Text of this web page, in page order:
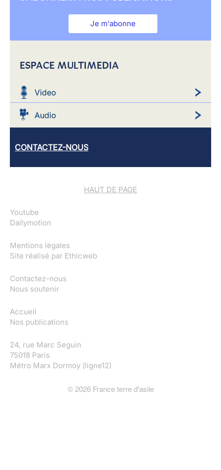
Je m'abonne
ESPACE MULTIMEDIA
Video
Audio
CONTACTEZ-NOUS
HAUT DE PAGE
Youtube
Dailymotion
Mentions légales
Site réalisé par Ethicweb
Contactez-nous
Nous soutenir
Accueil
Nos publications
24, rue Marc Seguin
75018 Paris
Métro Marx Dormoy (ligne12)
©2026France terre d'asile